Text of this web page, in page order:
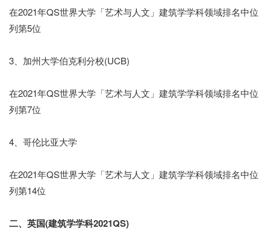
在2021年QS世界大学「艺术与人文」建筑学学科领域排名中位
列第5位
3、加州大学伯克利分校(UCB)
在2021年QS世界大学「艺术与人文」建筑学学科领域排名中位
列第7位
4、哥伦比亚大学
在2021年QS世界大学「艺术与人文」建筑学学科领域排名中位
列第14位
二、英国(建筑学学科2021QS)